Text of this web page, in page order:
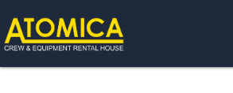
al
contenido